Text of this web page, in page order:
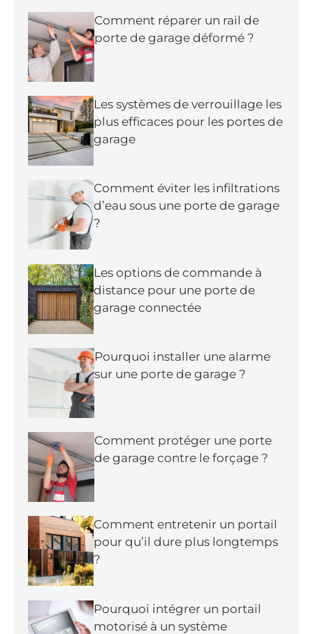
Comment réparer un rail de
porte de garage déformé ?
Les systèmes de verrouillage les
plus efficaces pour les portes de
garage
Comment éviter les infiltrations
d’eau sous une porte de garage
?
Les options de commande à
distance pour une porte de
garage connectée
Pourquoi installer une alarme
sur une porte de garage ?
Comment protéger une porte
de garage contre le forçage ?
Comment entretenir un portail
pour qu’il dure plus longtemps
?
Pourquoi intégrer un portail
motorisé à un système